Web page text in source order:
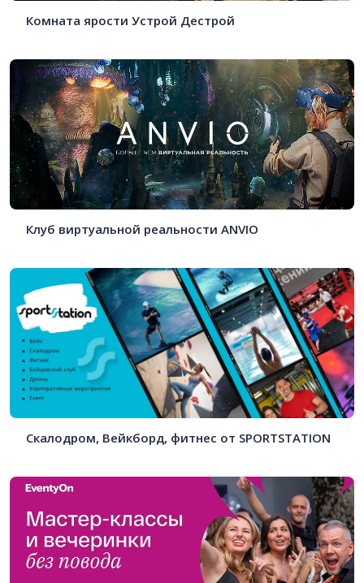
Комната ярости Устрой Дестрой
Клуб виртуальной реальности ANVIO
Скалодром, Вейкборд, фитнес от SPORTSTATION